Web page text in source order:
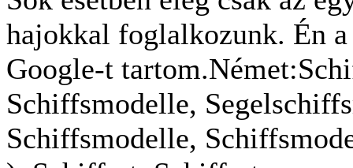
hajokkal foglalkozunk. Én
Google-t
Schiffsmodelle,
Schiffsmodelle,